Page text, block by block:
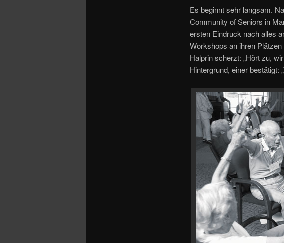
Es beginnt sehr langsam.
Community of Seniors in
ersten Eindruck nach alles
Workshops an ihren
Halprin scherzt: „Hört zu,
Hintergrund, einer bestätigt: